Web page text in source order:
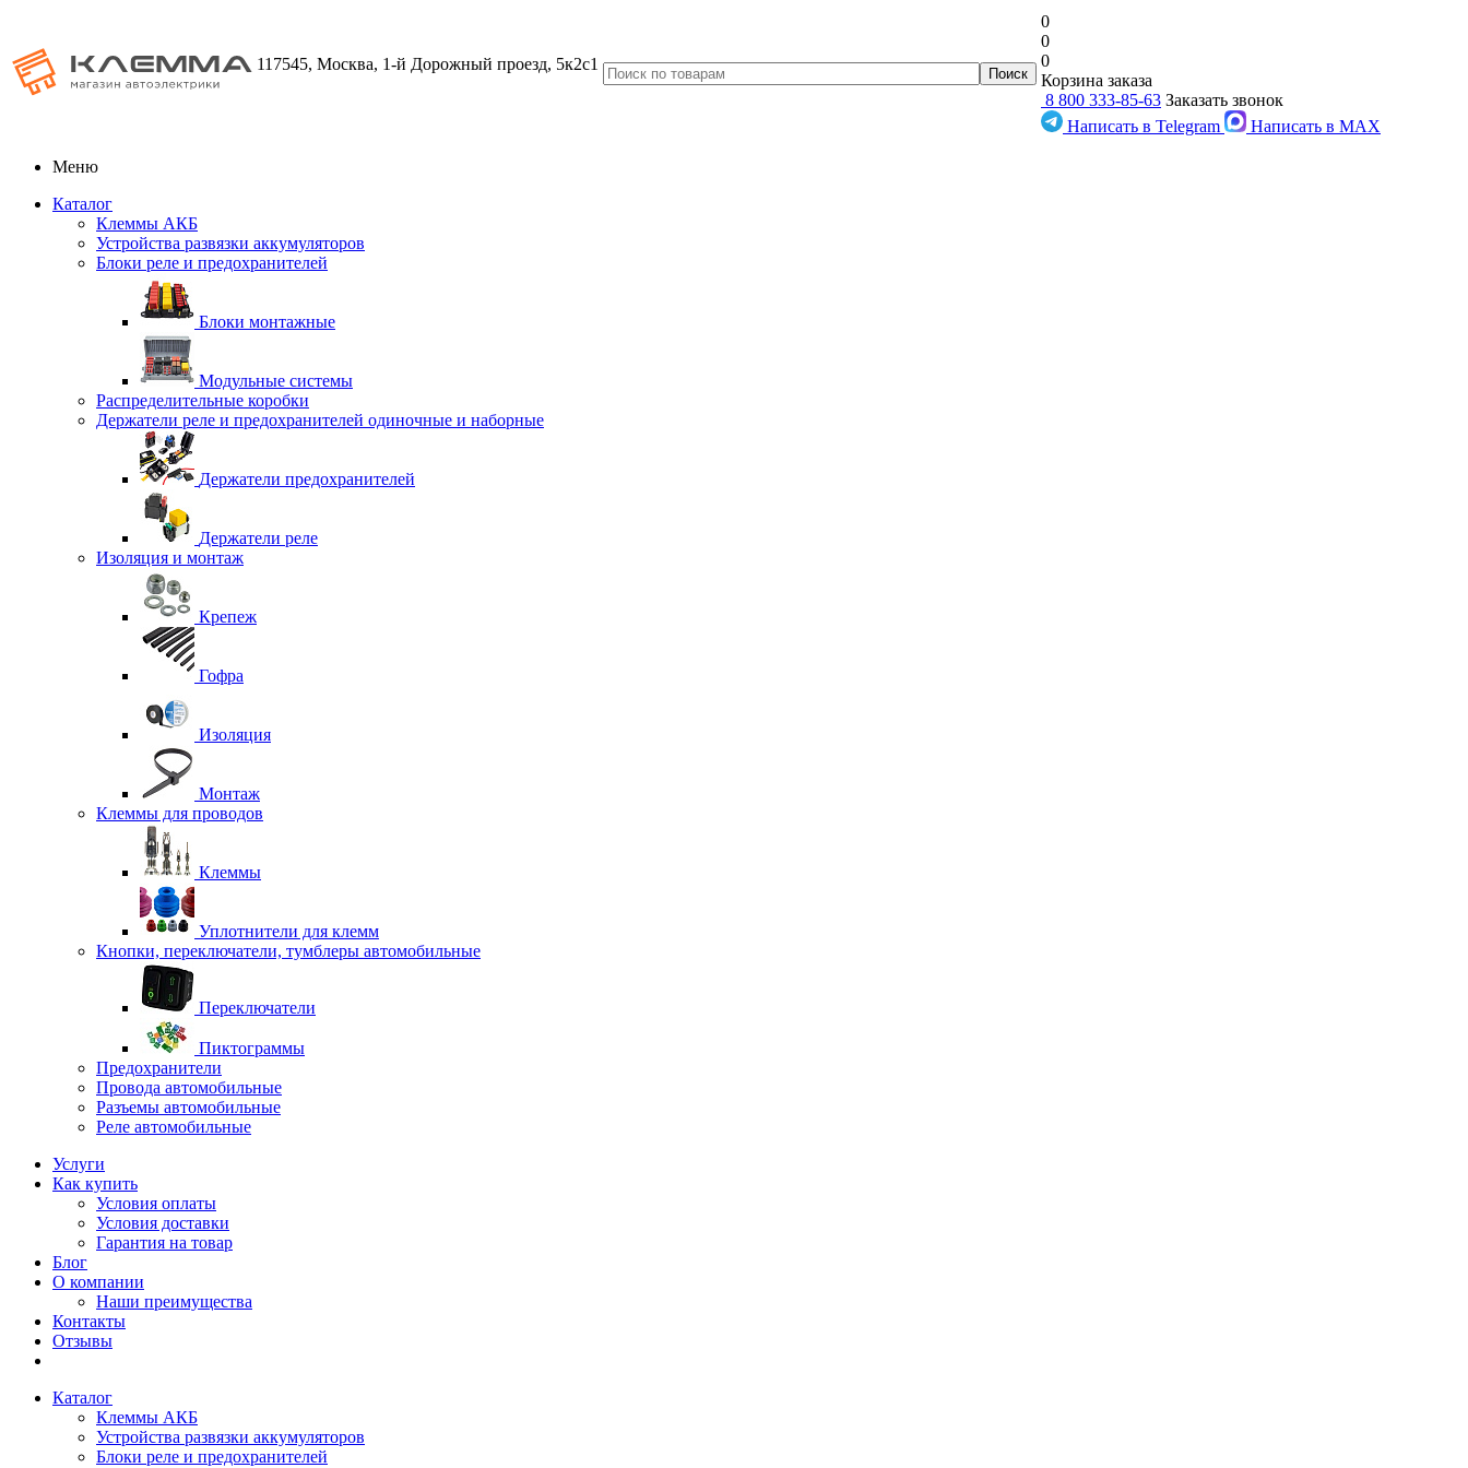
117545, Москва, 1-й Дорожный проезд, 5к2с1
0
0
0
Корзина заказа
8 800 333-85-63 Заказать звонок
Написать в Telegram
Написать в MAX
Меню
Каталог
Клеммы АКБ
Устройства развязки аккумуляторов
Блоки реле и предохранителей
Блоки монтажные
Модульные системы
Распределительные коробки
Держатели реле и предохранителей одиночные и наборные
Держатели предохранителей
Держатели реле
Изоляция и монтаж
Крепеж
Гофра
Изоляция
Монтаж
Клеммы для проводов
Клеммы
Уплотнители для клемм
Кнопки, переключатели, тумблеры автомобильные
Переключатели
Пиктограммы
Предохранители
Провода автомобильные
Разъемы автомобильные
Реле автомобильные
Услуги
Как купить
Условия оплаты
Условия доставки
Гарантия на товар
Блог
О компании
Наши преимущества
Контакты
Отзывы
Каталог
Клеммы АКБ
Устройства развязки аккумуляторов
Блоки реле и предохранителей